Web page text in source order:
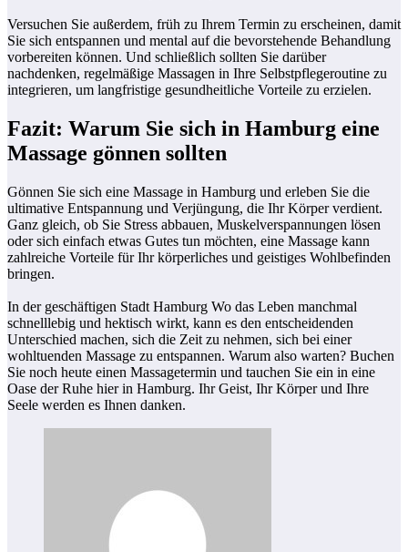
Versuchen Sie außerdem, früh zu Ihrem Termin zu erscheinen, damit
Sie sich entspannen und mental auf die bevorstehende Behandlung
vorbereiten können. Und schließlich sollten Sie darüber
nachdenken, regelmäßige Massagen in Ihre Selbstpflegeroutine zu
integrieren, um langfristige gesundheitliche Vorteile zu erzielen.
Fazit: Warum Sie sich in Hamburg eine
Massage gönnen sollten
Gönnen Sie sich eine Massage in Hamburg und erleben Sie die
ultimative Entspannung und Verjüngung, die Ihr Körper verdient.
Ganz gleich, ob Sie Stress abbauen, Muskelverspannungen lösen
oder sich einfach etwas Gutes tun möchten, eine Massage kann
zahlreiche Vorteile für Ihr körperliches und geistiges Wohlbefinden
bringen.
In der geschäftigen Stadt Hamburg Wo das Leben manchmal
schnelllebig und hektisch wirkt, kann es den entscheidenden
Unterschied machen, sich die Zeit zu nehmen, sich bei einer
wohltuenden Massage zu entspannen. Warum also warten? Buchen
Sie noch heute einen Massagetermin und tauchen Sie ein in eine
Oase der Ruhe hier in Hamburg. Ihr Geist, Ihr Körper und Ihre
Seele werden es Ihnen danken.